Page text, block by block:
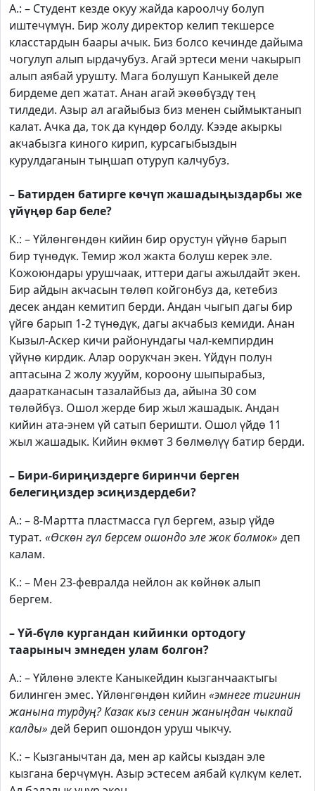
А.: – Студент кезде окуу жайда кароолчу болуп
иштечүмүн. Бир жолу директор келип текшерсе
класстардын баары ачык. Биз болсо кечинде дайыма
чогулуп алып ырдачубуз. Агай эртеси мени чакырып
алып аябай урушту. Мага болушуп Каныкей деле
бирдеме деп жатат. Анан агай экөөбүздү тең
тилдеди. Азыр ал агайыбыз биз менен сыймыктанып
калат. Ачка да, ток да күндөр болду. Кээде акыркы
акчабызга киного кирип, курсагыбыздын
курулдаганын тыңшап отуруп калчубуз.
– Батирден батирге көчүп жашадыңыздарбы же
үйүңөр бар беле?
К.: – Үйлөнгөндөн кийин бир орустун үйүнө барып
бир түнөдүк. Темир жол жакта болуш керек эле.
Кожоюндары урушчаак, иттери дагы ажылдайт экен.
Бир айдын акчасын төлөп койгонбуз да, кетебиз
десек андан кемитип берди. Андан чыгып дагы бир
үйгө барып 1-2 түнөдүк, дагы акчабыз кемиди. Анан
Кызыл-Аскер кичи районундагы чал-кемпирдин
үйүнө кирдик. Алар оорукчан экен. Үйдүн полун
аптасына 2 жолу жууйм, короону шыпырабыз,
дааратканасын тазалайбыз да, айына 30 сом
төлөйбүз. Ошол жерде бир жыл жашадык. Андан
кийин ата-энем үй сатып беришти. Ошол үйдө 11
жыл жашадык. Кийин өкмөт 3 бөлмөлүү батир берди.
– Бири-бириңиздерге биринчи берген
белегиңиздер эсиңиздердеби?
А.: – 8-Мартта пластмасса гүл бергем, азыр үйдө
турат. «Өскөн гүл берсем ошондо эле жок болмок» деп
калам.
К.: – Мен 23-февралда нейлон ак көйнөк алып
бергем.
– Үй-бүлө кургандан кийинки ортодогу
таарыныч эмнеден улам болгон?
А.: – Үйлөнө электе Каныкейдин кызганчаактыгы
билинген эмес. Үйлөнгөндөн кийин «эмнеге тигинин
жанына турдуң? Казак кыз сенин жаныңдан чыкпай
калды» дей берип ошондон уруш чыкчу.
К.: – Кызганычтан да, мен ар кайсы кыздан эле
кызгана берчүмүн. Азыр эстесем аябай күлкүм келет.